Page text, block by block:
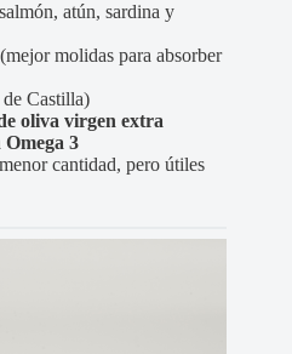
atún, sardina y
(mejor molidas para absorber
de Castilla)
oliva virgen extra
3
cantidad, pero útiles